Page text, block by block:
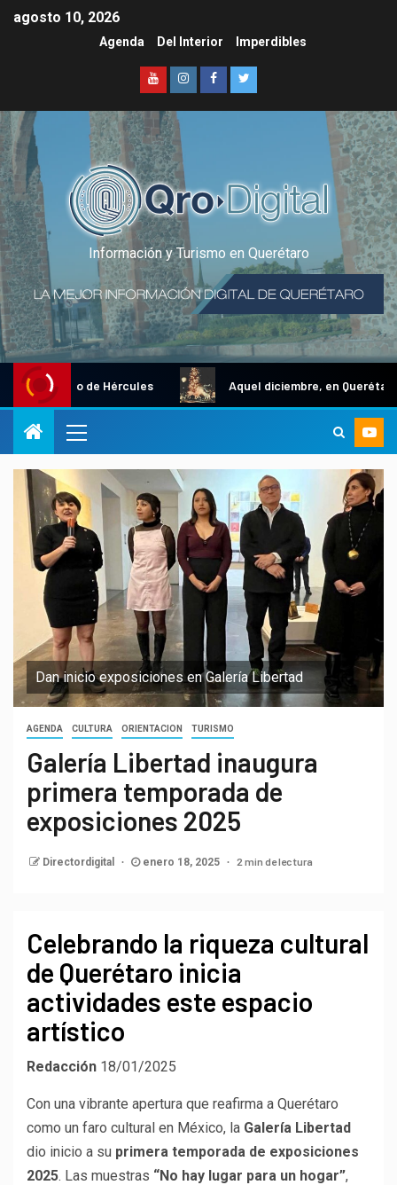
agosto 10, 2026
Agenda Del Interior Imperdibles
Información y Turismo en Querétaro
Gallo de Hércules Aquel diciembre, en Querétaro
Dan inicio exposiciones en Galería Libertad
AGENDA CULTURA ORIENTACION TURISMO
Galería Libertad inaugura
primera temporada de
exposiciones 2025
Directordigital enero 18, 2025 2 min de lectura
Celebrando la riqueza cultural
de Querétaro inicia
actividades este espacio
artístico
Redacción 18/01/2025
Con una vibrante apertura que reafirma a Querétaro
como un faro cultural en México, la Galería Libertad
dio inicio a su primera temporada de exposiciones
2025. Las muestras “No hay lugar para un hogar”,